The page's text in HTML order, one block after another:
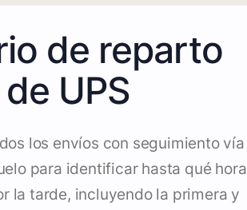
de reparto
de UPS
los envíos con seguimiento vía
para identificar hasta qué hora
la tarde, incluyendo la primera y